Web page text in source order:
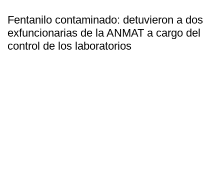
Fentanilo contaminado: detuvieron a dos
exfuncionarias de la ANMAT a cargo del
control de los laboratorios